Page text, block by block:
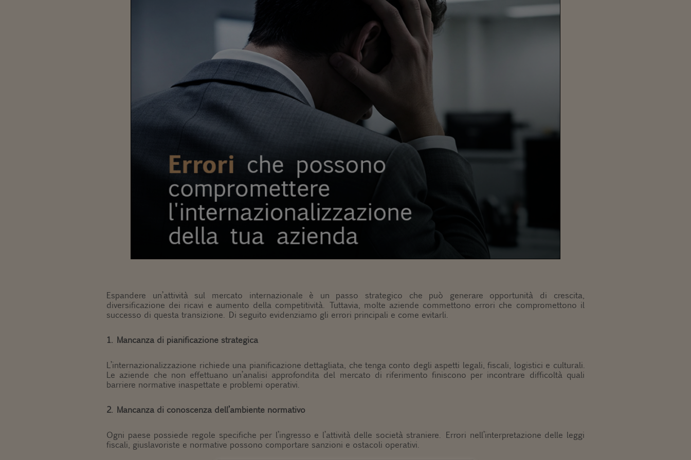
Espandere un’attività sul mercato internazionale è un passo strategico che può generare opportunità di crescita,
diversificazione dei ricavi e aumento della competitività. Tuttavia, molte aziende commettono errori che compromettono il
successo di questa transizione. Di seguito evidenziamo gli errori principali e come evitarli.
1. Mancanza di pianificazione strategica
L’internazionalizzazione richiede una pianificazione dettagliata, che tenga conto degli aspetti legali, fiscali, logistici e culturali.
Le aziende che non effettuano un’analisi approfondita del mercato di riferimento finiscono per incontrare difficoltà quali
barriere normative inaspettate e problemi operativi.
2. Mancanza di conoscenza dell’ambiente normativo
Ogni paese possiede regole specifiche per l’ingresso e l’attività delle società straniere. Errori nell’interpretazione delle leggi
fiscali, giuslavoriste e normative possono comportare sanzioni e ostacoli operativi.